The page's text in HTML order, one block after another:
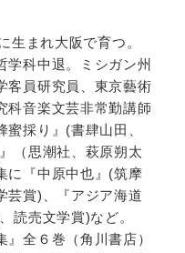
生まれ大阪で育つ。
学科中退。ミシガン州
客員研究員、東京藝術
科音楽文芸非常勤講師
蜜採り』(書肆山田、
（思潮社、萩原朔太
に『中原中也』(筑摩
芸賞)、『アジア海道
読売文学賞)など。
』全６巻（角川書店）